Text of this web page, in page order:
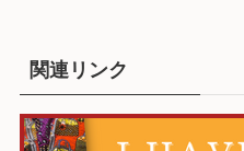
関連リンク